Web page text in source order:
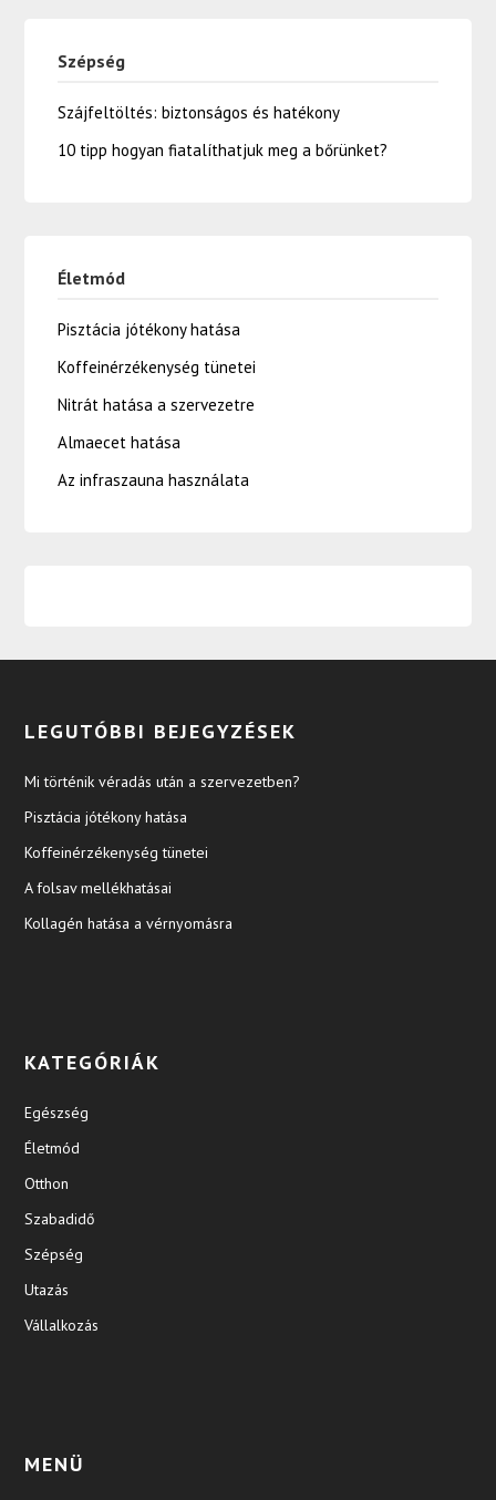
Szépség
Szájfeltöltés: biztonságos és hatékony
10 tipp hogyan fiatalíthatjuk meg a bőrünket?
Életmód
Pisztácia jótékony hatása
Koffeinérzékenység tünetei
Nitrát hatása a szervezetre
Almaecet hatása
Az infraszauna használata
LEGUTÓBBI BEJEGYZÉSEK
Mi történik véradás után a szervezetben?
Pisztácia jótékony hatása
Koffeinérzékenység tünetei
A folsav mellékhatásai
Kollagén hatása a vérnyomásra
KATEGÓRIÁK
Egészség
Életmód
Otthon
Szabadidő
Szépség
Utazás
Vállalkozás
MENÜ